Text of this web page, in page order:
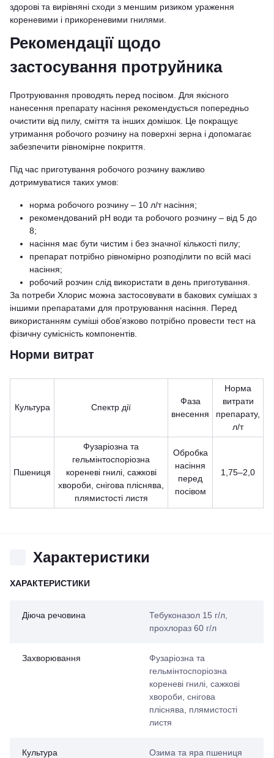
здорові та вирівняні сходи з меншим ризиком ураження
кореневими і прикореневими гнилями.
Рекомендації щодо
застосування протруйника
Протруювання проводять перед посівом. Для якісного
нанесення препарату насіння рекомендується попередньо
очистити від пилу, сміття та інших домішок. Це покращує
утримання робочого розчину на поверхні зерна і допомагає
забезпечити рівномірне покриття.
Під час приготування робочого розчину важливо
дотримуватися таких умов:
норма робочого розчину – 10 л/т насіння;
рекомендований pH води та робочого розчину – від 5 до
8;
насіння має бути чистим і без значної кількості пилу;
препарат потрібно рівномірно розподілити по всій масі
насіння;
робочий розчин слід використати в день приготування.
За потреби Хлорис можна застосовувати в бакових сумішах з
іншими препаратами для протруювання насіння. Перед
використанням суміші обов’язково потрібно провести тест на
фізичну сумісність компонентів.
Норми витрат
Культура Спектр дії
Фаза
внесення
Норма
витрати
препарату,
л/т
Пшениця
Фузаріозна та
гельмінтоспоріозна
кореневі гнилі, сажкові
хвороби, снігова пліснява,
плямистості листя
Обробка
насіння
перед
посівом
1,75–2,0
Характеристики
ХАРАКТЕРИСТИКИ
Діюча речовина
Тебуконазол 15 г/л,
прохлораз 60 г/л
Захворювання
Фузаріозна та
гельмінтоспоріозна
кореневі гнилі, сажкові
хвороби, снігова
пліснява, плямистості
листя
Культура Озима та яра пшениця